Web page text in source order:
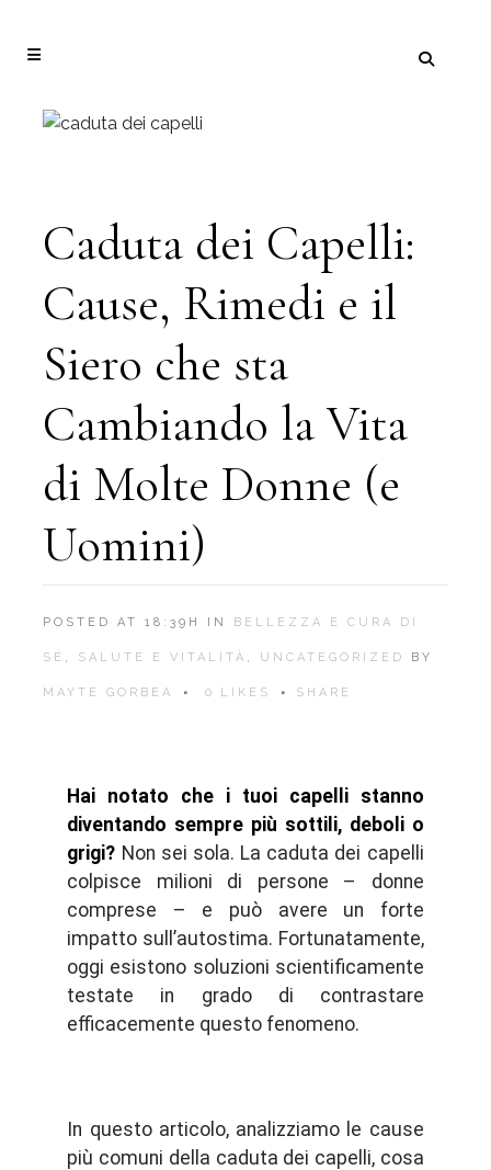
Caduta dei Capelli:
Cause, Rimedi e il
Siero che sta
Cambiando la Vita
di Molte Donne (e
Uomini)
POSTED AT 18:39H IN BELLEZZA E CURA DI
SÉ , SALUTE E VITALITÀ , UNCATEGORIZED BY
MAYTE GORBEA 0 LIKES SHARE
Hai notato che i tuoi capelli stanno
diventando sempre più sottili, deboli o
grigi? Non sei sola. La caduta dei capelli
colpisce milioni di persone – donne
comprese – e può avere un forte
impatto sull’autostima. Fortunatamente,
oggi esistono soluzioni scientificamente
testate in grado di contrastare
efficacemente questo fenomeno.
In questo articolo, analizziamo le cause
più comuni della caduta dei capelli, cosa